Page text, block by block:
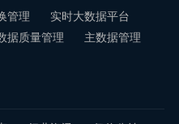
管理
实时大数据平台
据质量管理
主数据管理